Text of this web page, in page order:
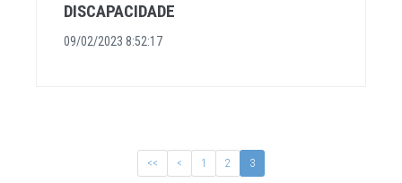
DISCAPACIDADE
09/02/2023 8:52:17
<< < 1 2 3